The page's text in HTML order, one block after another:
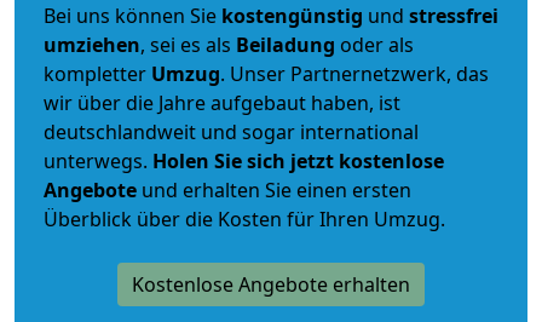
Bei uns können Sie kostengünstig und stressfrei
umziehen, sei es als Beiladung oder als
kompletter Umzug. Unser Partnernetzwerk, das
wir über die Jahre aufgebaut haben, ist
deutschlandweit und sogar international
unterwegs. Holen Sie sich jetzt kostenlose
Angebote und erhalten Sie einen ersten
Überblick über die Kosten für Ihren Umzug.
Kostenlose Angebote erhalten